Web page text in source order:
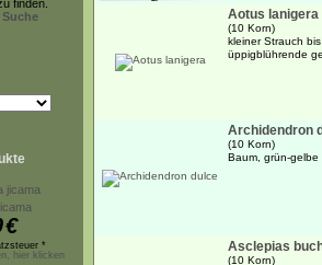
finden.
€
*
hier klicken
Aotus lanigera
(10 Korn)
kleiner Strauch
üppigblührende
Archidendron
(10 Korn)
Baum, grün-
Asclepias
(10 Korn)